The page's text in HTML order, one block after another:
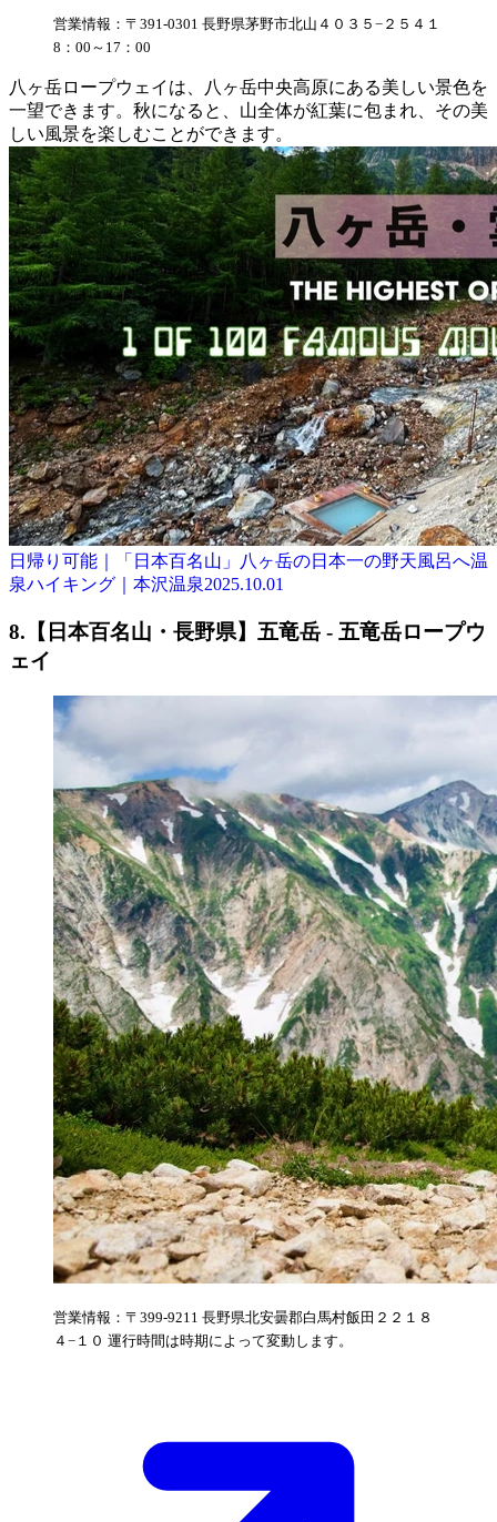
営業情報：〒391-0301 長野県茅野市北山４０３５−２５４１
8：00～17：00
八ヶ岳ロープウェイは、八ヶ岳中央高原にある美しい景色を
一望できます。秋になると、山全体が紅葉に包まれ、その美
しい風景を楽しむことができます。
日帰り可能｜「日本百名山」八ヶ岳の日本一の野天風呂へ温
泉ハイキング｜本沢温泉2025.10.01
8.【日本百名山・長野県】五竜岳 - 五竜岳ロープウ
ェイ
営業情報：〒399-9211 長野県北安曇郡白馬村飯田２２１８
４−１０ 運行時間は時期によって変動します。